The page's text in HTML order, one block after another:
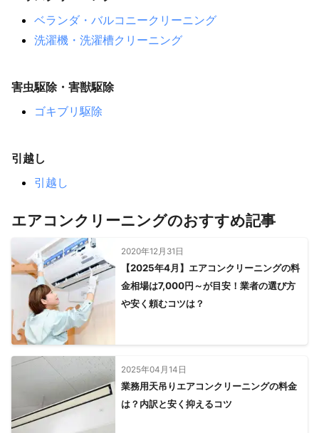
ベランダ・バルコニークリーニング
洗濯機・洗濯槽クリーニング
害虫駆除・害獣駆除
ゴキブリ駆除
引越し
引越し
エアコンクリーニングのおすすめ記事
2020年12月31日
【2025年4月】エアコンクリーニングの料
金相場は7,000円～が目安！業者の選び方
や安く頼むコツは？
2025年04月14日
業務用天吊りエアコンクリーニングの料金
は？内訳と安く抑えるコツ